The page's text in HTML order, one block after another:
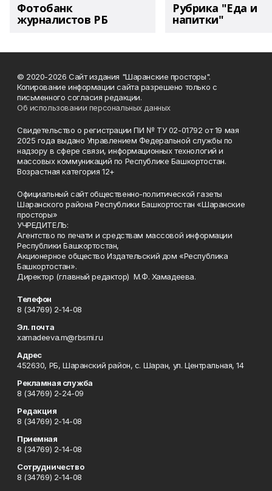
Фотобанк
журналистов РБ
Рубрика "Еда и
напитки"
© 2020-2026 Сайт издания "Шаранские просторы".
Копирование информации сайта разрешено только с
письменного согласия редакции.
Об использовании персональных данных
Свидетельство о регистрации ПИ № ТУ 02-01792 от 19 мая
2025 года выдано Управлением Федеральной службы по
надзору в сфере связи, информационных технологий и
массовых коммуникаций по Республике Башкортостан.
Возрастная категория 12+
Официальный сайт общественно-политической газеты
Шаранского района Республики Башкортостан «Шаранские
просторы»
УЧРЕДИТЕЛЬ:
Агентство по печати и средствам массовой информации
Республики Башкортостан,
Акционерное общество Издательский дом «Республика
Башкортостан».
Директор (главный редактор) М.Ф. Хамадеева.
Телефон
8 (34769) 2-14-08
Эл. почта
xamadeeva.m@rbsmi.ru
Адрес
452630, РБ, Шаранский район, с. Шаран, ул. Центральная, 14
Рекламная служба
8 (34769) 2-24-09
Редакция
8 (34769) 2-14-08
Приемная
8 (34769) 2-14-08
Сотрудничество
8 (34769) 2-14-08